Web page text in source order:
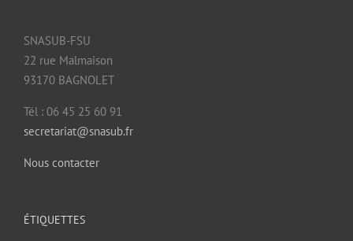
SNASUB-FSU
22 rue Malmaison
93170 BAGNOLET
Tél : 06 45 25 60 91
secretariat@snasub.fr
Nous contacter
ÉTIQUETTES